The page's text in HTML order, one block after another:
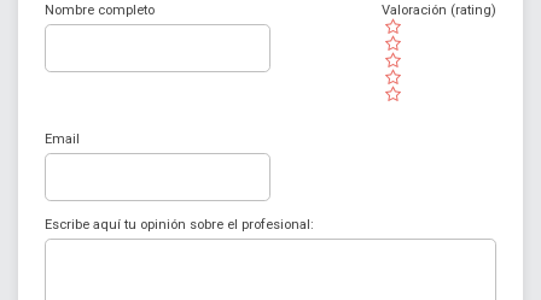
Nombre completo
( )
( )
( )
( )
( )
Valoración (rating)
Email
Escribe aquí tu opinión sobre el profesional: